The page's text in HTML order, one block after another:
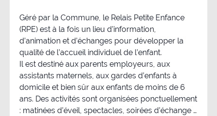
Géré par la Commune, le Relais Petite Enfance
(RPE) est à la fois un lieu d’information,
d’animation et d’échanges pour développer la
qualité de l’accueil individuel de l’enfant.
Il est destiné aux parents employeurs, aux
assistants maternels, aux gardes d’enfants à
domicile et bien sûr aux enfants de moins de 6
ans. Des activités sont organisées ponctuellement
: matinées d’éveil, spectacles, soirées d’échange …